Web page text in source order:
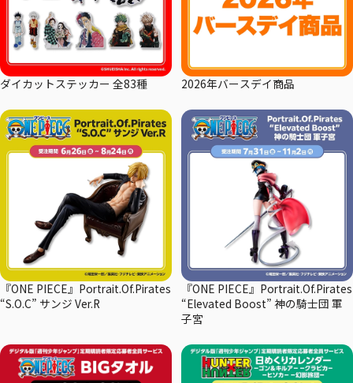
ダイカットステッカー 全83種 2026年バースデイ商品
『ONE PIECE』Portrait.Of.Pirates
“S.O.C” サンジ Ver.R
『ONE PIECE』Portrait.Of.Pirates
“Elevated Boost” 神の騎士団 軍
子宮